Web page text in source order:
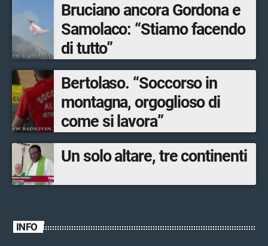
Bruciano ancora Gordona e
Samolaco: “Stiamo facendo
di tutto”
Bertolaso. “Soccorso in
montagna, orgoglioso di
come si lavora”
Un solo altare, tre continenti
INFO